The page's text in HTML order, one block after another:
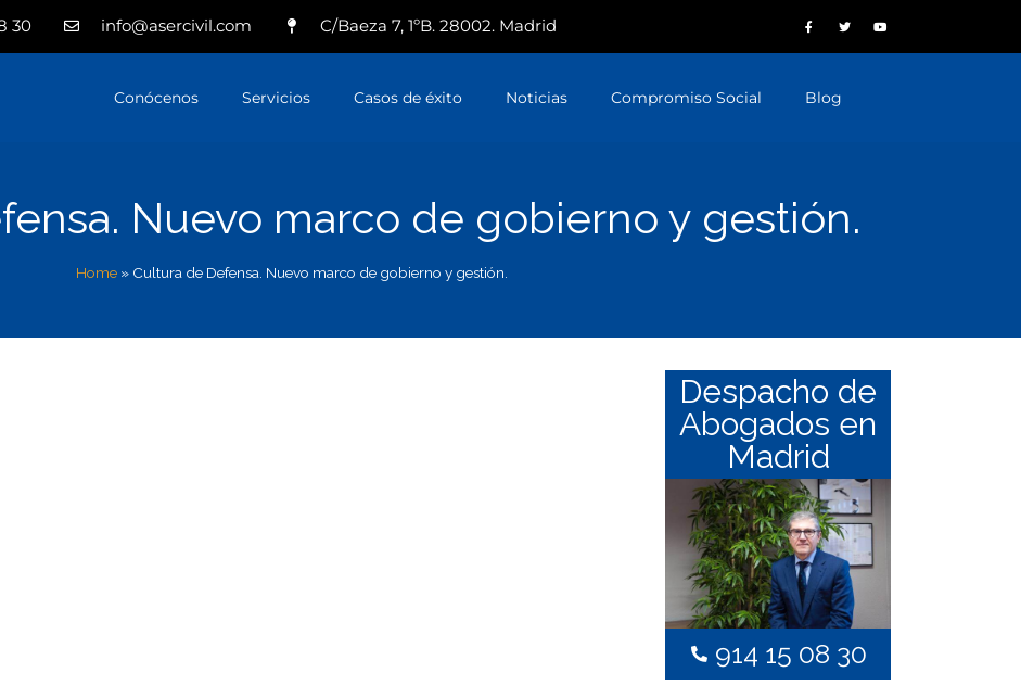
30 info@asercivil.com C/Baeza 7, 1ºB. 28002. Madrid
Conócenos Servicios Casos de éxito Noticias Compromiso Social Blog
Nuevo marco de gobierno y gestión.
Home » Cultura de Defensa. Nuevo marco de gobierno y gestión.
Despacho de
Abogados en
Madrid
914 15 08 30